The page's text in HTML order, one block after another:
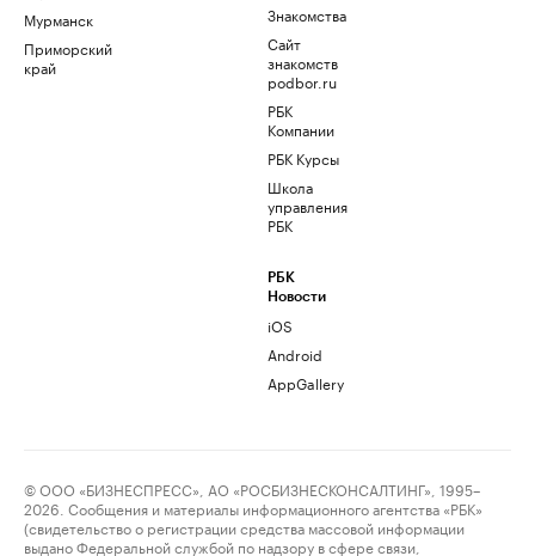
Мурманск
Приморский
край
Знакомства
Сайт
знакомств
podbor.ru
РБК
Компании
РБК Курсы
Школа
управления
РБК
РБК
Новости
iOS
Android
AppGallery
© ООО «БИЗНЕСПРЕСС», АО «РОСБИЗНЕСКОНСАЛТИНГ», 1995–
2026. Сообщения и материалы информационного агентства «РБК»
(свидетельство о регистрации средства массовой информации
выдано Федеральной службой по надзору в сфере связи,